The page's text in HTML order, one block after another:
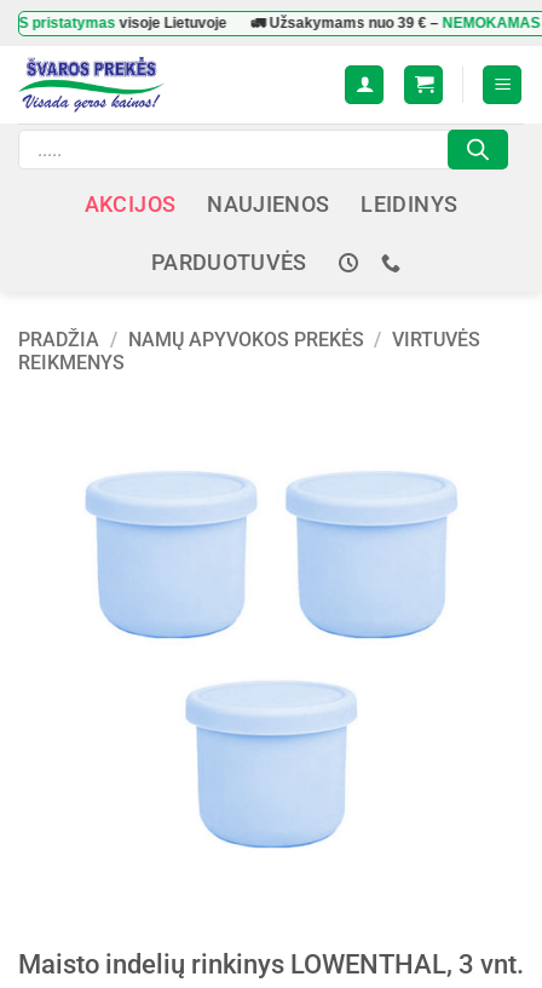
Skip
content
visoje Lietuvoje 🚛 Užsakymams nuo39 €–NEMOKAMAS
Products
search
AKCIJOS NAUJIENOS LEIDINYS
PARDUOTUVĖS
PRADŽIA / NAMŲ APYVOKOS PREKĖS / VIRTUVĖS
REIKMENYS
Maisto indelių rinkinys LOWENTHAL, 3 vnt.